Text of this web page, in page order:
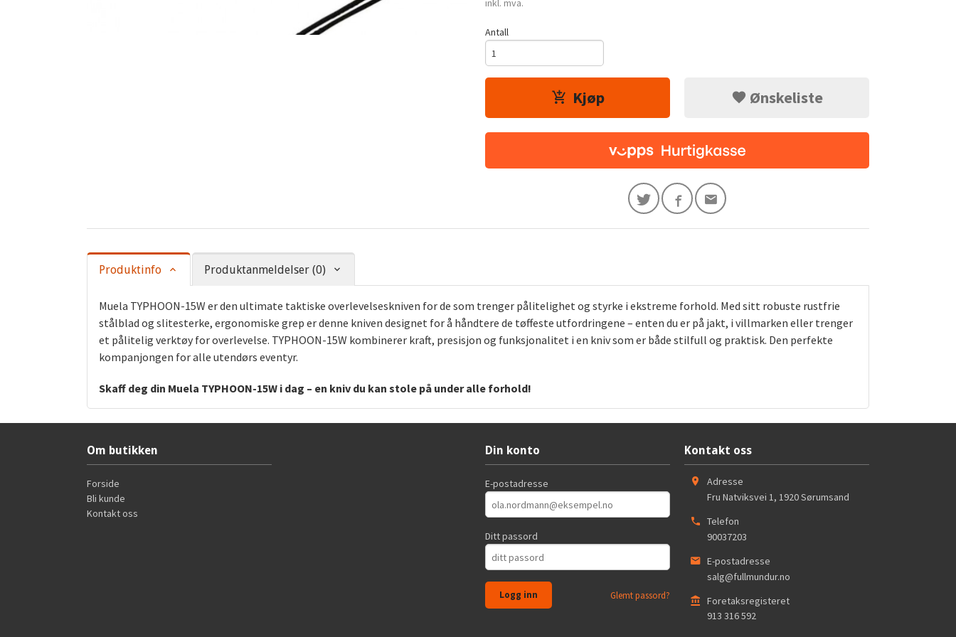
inkl. mva.
Antall
Kjøp Ønskeliste
Produktinfo Produktanmeldelser (0)
Muela TYPHOON-15W er den ultimate taktiske overlevelseskniven for de som trenger pålitelighet og styrke i ekstreme forhold. Med sitt robuste rustfrie
stålblad og slitesterke, ergonomiske grep er denne kniven designet for å håndtere de tøffeste utfordringene – enten du er på jakt, i villmarken eller trenger
et pålitelig verktøy for overlevelse. TYPHOON-15W kombinerer kraft, presisjon og funksjonalitet i en kniv som er både stilfull og praktisk. Den perfekte
kompanjongen for alle utendørs eventyr.
Skaff deg din Muela TYPHOON-15W i dag – en kniv du kan stole på under alle forhold!
Om butikken
Forside
Bli kunde
Kontakt oss
Din konto
E-postadresse
Ditt passord
Glemt passord?
Kontakt oss
Adresse
Fru Natviksvei 1, 1920Sørumsand
Telefon
90037203
E-postadresse
salg@fullmundur.no
Foretaksregisteret
913 316 592